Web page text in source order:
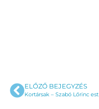
ELŐZŐ BEJEGYZÉS
Kortársak – Szabó Lőrinc est